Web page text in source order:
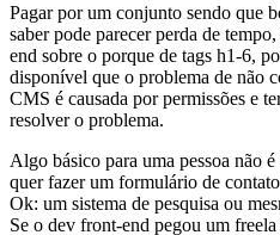
Pagar por um conjunto sendo que
saber pode parecer perda de
end sobre o porque de tags h1-6,
disponível que o problema de não
CMS é causada por permissões e
resolver o problema.
Algo básico para uma pessoa não
quer fazer um formulário de
Ok: um sistema de pesquisa ou
Se o dev front-end pegou um